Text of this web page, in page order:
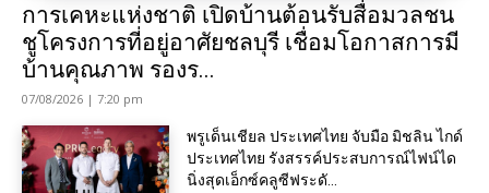
การเคหะแห่งชาติ เปิดบ้านต้อนรับสื่อมวลชน
ชูโครงการที่อยู่อาศัยชลบุรี เชื่อมโอกาสการมี
บ้านคุณภาพ รองร...
07/08/2026 | 7:20 pm
พรูเด็นเชียล ประเทศไทย จับมือ มิชลิน ไกด์
ประเทศไทย รังสรรค์ประสบการณ์ไฟน์ได
นิ่งสุดเอ็กซ์คลูซีฟระดั...